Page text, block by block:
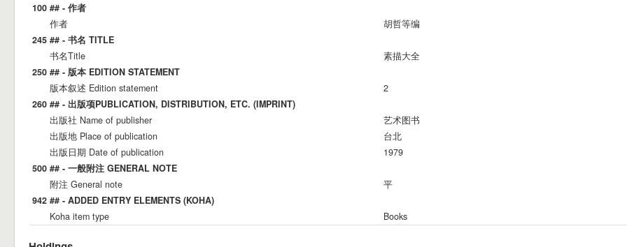
100 ## - 作者
作者
胡哲等编
245 ## - 书名 TITLE
书名Title
素描大全
250 ## - 版本 EDITION STATEMENT
版本叙述 Edition statement
2
260 ## - 出版项PUBLICATION, DISTRIBUTION, ETC. (IMPRINT)
出版社 Name of publisher
艺术图书
出版地 Place of publication
台北
出版日期 Date of publication
1979
500 ## - 一般附注 GENERAL NOTE
附注 General note
平
942 ## - ADDED ENTRY ELEMENTS (KOHA)
Koha item type
Books